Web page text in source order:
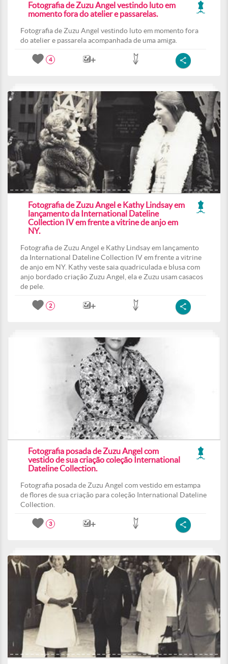
Fotografia de Zuzu Angel vestindo luto em
momento fora do atelier e passarelas.
Fotografia de Zuzu Angel vestindo luto em momento fora
do atelier e passarela acompanhada de uma amiga.
4
Fotografia de Zuzu Angel e Kathy Lindsay em
lançamento da International Dateline
Collection IV em frente a vitrine de anjo em
NY.
Fotografia de Zuzu Angel e Kathy Lindsay em lançamento
da International Dateline Collection IV em frente a vitrine
de anjo em NY. Kathy veste saia quadriculada e blusa com
anjo bordado criação Zuzu Angel, ela e Zuzu usam casacos
de pele.
2
Fotografia posada de Zuzu Angel com
vestido de sua criação coleção International
Dateline Collection.
Fotografia posada de Zuzu Angel com vestido em estampa
de flores de sua criação para coleção International Dateline
Collection.
3